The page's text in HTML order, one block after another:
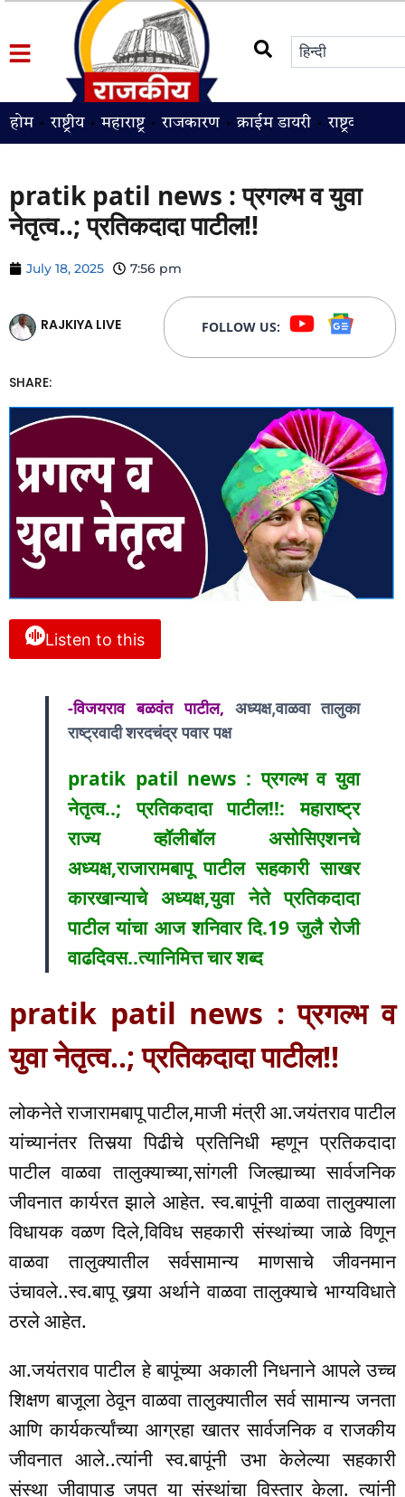
होम राष्ट्रीय महाराष्ट्र राजकारण क्राईम डायरी राष्ट्रवादी
pratik patil news : प्रगल्भ व युवा
नेतृत्व..; प्रतिकदादा पाटील!!
July 18, 2025 7:56 pm
RAJKIYA LIVE FOLLOW US:
SHARE:
Listen to this
-विजयराव बळवंत पाटील,
अध्यक्ष,वाळवा तालुका
राष्ट्रवादीशरदचंद्र पवार पक्ष
pratik patil news : प्रगल्भ व युवा
नेतृत्व..; प्रतिकदादा पाटील!!: महाराष्ट्र
राज्य व्हॉलीबॉल असोसिएशनचे
अध्यक्ष,राजारामबापू पाटील सहकारी साखर
कारखान्याचे अध्यक्ष,युवा नेते प्रतिकदादा
पाटील यांचा आज शनिवार दि.19 जुलै रोजी
वाढदिवस..त्यानिमित्त चार शब्द
pratik patil news : प्रगल्भ व
युवा नेतृत्व..; प्रतिकदादा पाटील!!
लोकनेते राजारामबापू पाटील,माजी मंत्री आ.जयंतराव पाटील
यांच्यानंतर तिसर्‍या पिढीचे प्रतिनिधी म्हणून प्रतिकदादा
पाटील वाळवा तालुक्याच्या,सांगली जिल्ह्याच्या सार्वजनिक
जीवनात कार्यरत झाले आहेत. स्व.बापूंनी वाळवा तालुक्याला
विधायक वळण दिले,विविध सहकारी संस्थांच्या जाळे विणून
वाळवा तालुक्यातील सर्वसामान्य माणसाचे जीवनमान
उंचावले..स्व.बापू खर्‍या अर्थाने वाळवा तालुक्याचे भाग्यविधाते
ठरले आहेत.
आ.जयंतराव पाटील हे बापूंच्या अकाली निधनाने आपले उच्च
शिक्षण बाजूला ठेवून वाळवा तालुक्यातील सर्व सामान्य जनता
आणि कार्यकर्त्यांच्या आग्रहा खातर सार्वजनिक व राजकीय
जीवनात आले..त्यांनी स्व.बापूंनी उभा केलेल्या सहकारी
संस्था जीवापाड जपत या संस्थांचा विस्तार केला. त्यांनी